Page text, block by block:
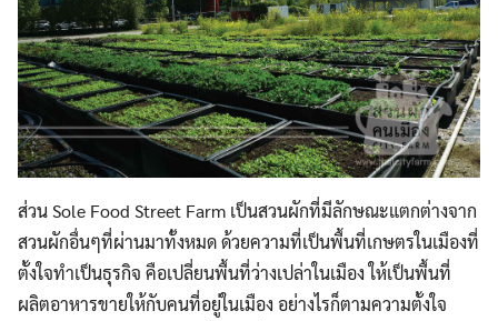
ส่วน Sole Food Street Farm เป็นสวนผักที่มีลักษณะแตกต่างจาก
สวนผักอื่นๆที่ผ่านมาทั้งหมด ด้วยความที่เป็นพื้นที่เกษตรในเมืองที่
ตั้งใจทำเป็นธุรกิจ คือเปลี่ยนพื้นที่ว่างเปล่าในเมือง ให้เป็นพื้นที่
ผลิตอาหารขายให้กับคนที่อยู่ในเมือง อย่างไรก็ตามความตั้งใจ